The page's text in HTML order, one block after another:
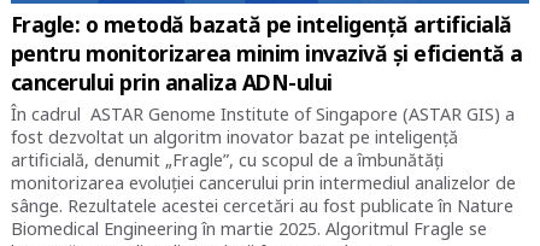
Fragle: o metodă bazată pe inteligență artificială
pentru monitorizarea minim invazivă și eficientă a
cancerului prin analiza ADN-ului
În cadrul ASTAR Genome Institute of Singapore (ASTAR GIS) a
fost dezvoltat un algoritm inovator bazat pe inteligență
artificială, denumit „Fragle”, cu scopul de a îmbunătăți
monitorizarea evoluției cancerului prin intermediul analizelor de
sânge. Rezultatele acestei cercetări au fost publicate în Nature
Biomedical Engineering în martie 2025. Algoritmul Fragle se